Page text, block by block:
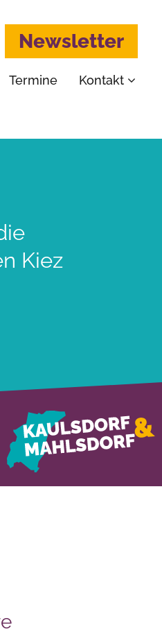
Termine Kontakt
Newsletter
Kiez